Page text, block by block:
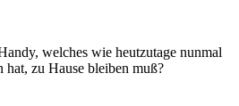
welches wie heutzutage nunmal
zu Hause bleiben muß?